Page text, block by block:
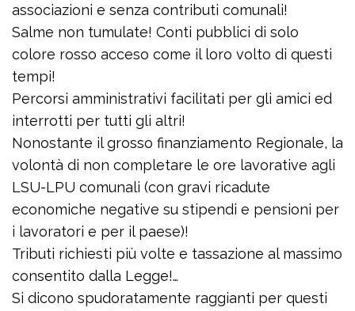
associazioni e senza contributi comunali!
Salme non tumulate! Conti pubblici di solo
colore rosso acceso come il loro volto di questi
tempi!
Percorsi amministrativi facilitati per gli amici ed
interrotti per tutti gli altri!
Nonostante il grosso finanziamento Regionale, la
volontà di non completare le ore lavorative agli
LSU-LPU comunali (con gravi ricadute
economiche negative su stipendi e pensioni per
i lavoratori e per il paese)!
Tributi richiesti più volte e tassazione al massimo
consentito dalla Legge!…
Si dicono spudoratamente raggianti per questi